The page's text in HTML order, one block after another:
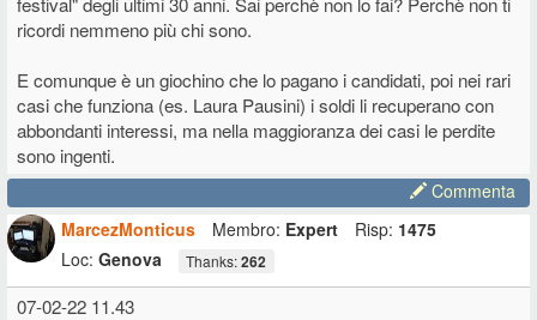
ricordi nemmeno più chi sono.
E comunque è un giochino che lo pagano i candidati, poi nei rari
casi che funziona (es. Laura Pausini) i soldi li recuperano con
abbondanti interessi, ma nella maggioranza dei casi le perdite
sono ingenti.
Commenta
MarcezMonticus
Membro: Expert Risp: 1475
Loc: Genova Thanks:262
07-02-22 11.43